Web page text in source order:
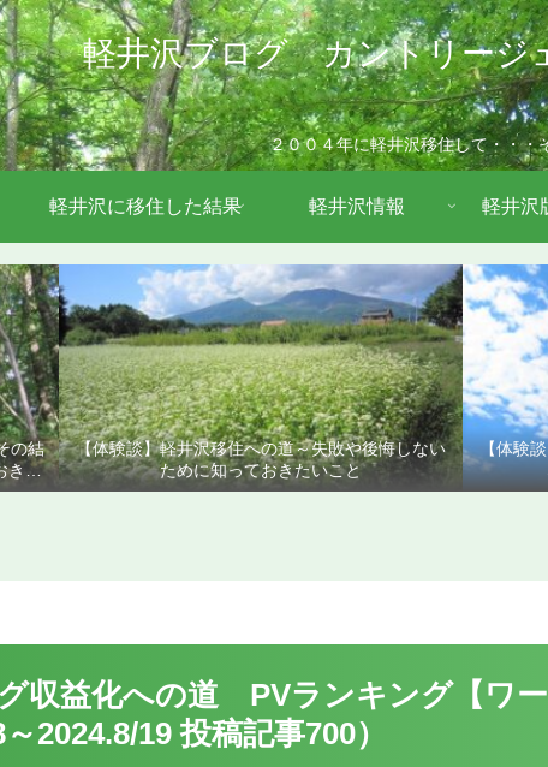
軽井沢ブログ カントリージ
２００４年に軽井沢移住して・・・
軽井沢に移住した結果 軽井沢情報 軽井沢
の結
きた
【体験談】軽井沢移住への道～失敗や後悔しない
ために知っておきたいこと
【体験
グ収益化への道 PVランキング【ワ
2024.8/19 投稿記事700）